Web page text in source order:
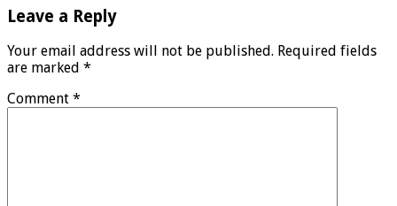
Leave a Reply
Your email address will not be published. Required fields
are marked *
Comment *